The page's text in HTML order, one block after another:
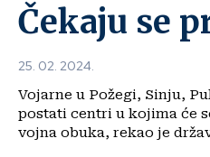
Čekaju se
25. 02. 2024.
Vojarne u Požegi, Sinju,
postati centri u kojima će
vojna obuka, rekao je